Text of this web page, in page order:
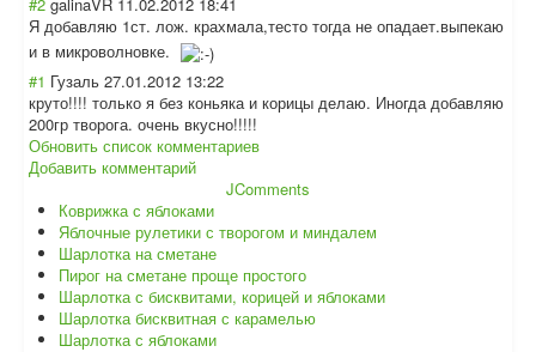
Я добавляю 1ст. лож. крахмала,тесто тогда не опадает.выпекаю
и в микроволновке.
#1 Гузаль 27.01.2012 13:22
круто!!!! только я без коньяка и корицы делаю. Иногда добавляю
200гр творога. очень вкусно!!!!!
Обновить список комментариев
Добавить комментарий
JComments
Коврижка с яблоками
Яблочные рулетики с творогом и миндалем
Шарлотка на сметане
Пирог на сметане проще простого
Шарлотка с бисквитами, корицей и яблоками
Шарлотка бисквитная с карамелью
Шарлотка с яблоками